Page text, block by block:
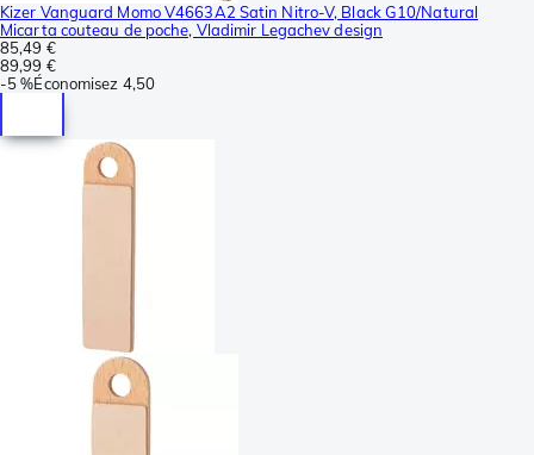
Kizer Vanguard Momo V4663A2 Satin Nitro-V, Black G10/Natural
Micarta couteau de poche, Vladimir Legachev design
85,49 €
89,99 €
-5 %Économisez 4,50